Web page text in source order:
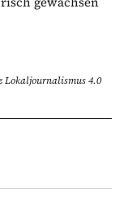
Lokaljournalismus 4.0